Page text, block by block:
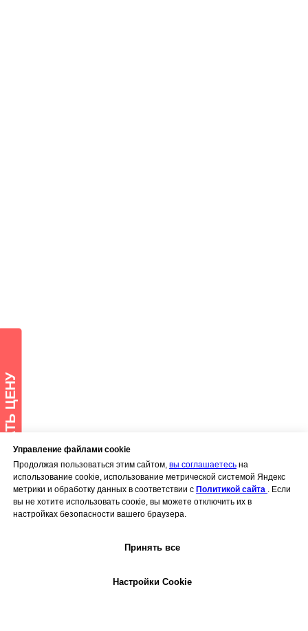
Управление файлами cookie
Продолжая пользоваться этим сайтом, вы соглашаетесь на
использование cookie, использование метрической системой Яндекс
метрики и обработку данных в соответствии с Политикой сайта . Если
вы не хотите использовать соокiе, вы можете отключить их в
настройках безопасности вашего браузера.
Принять все
Настройки Cookie